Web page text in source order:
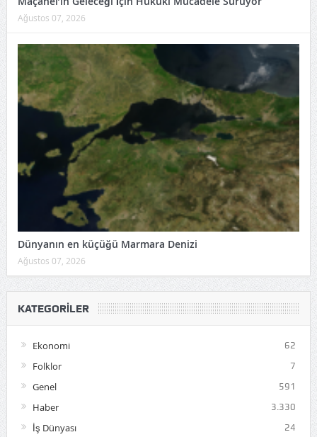
Ağustos 07, 2026
Dünyanın en küçüğü Marmara Denizi
Ağustos 07, 2026
KATEGORILER
Ekonomi 62
Folklor 7
Genel 591
Haber 3.330
İş Dünyası 24